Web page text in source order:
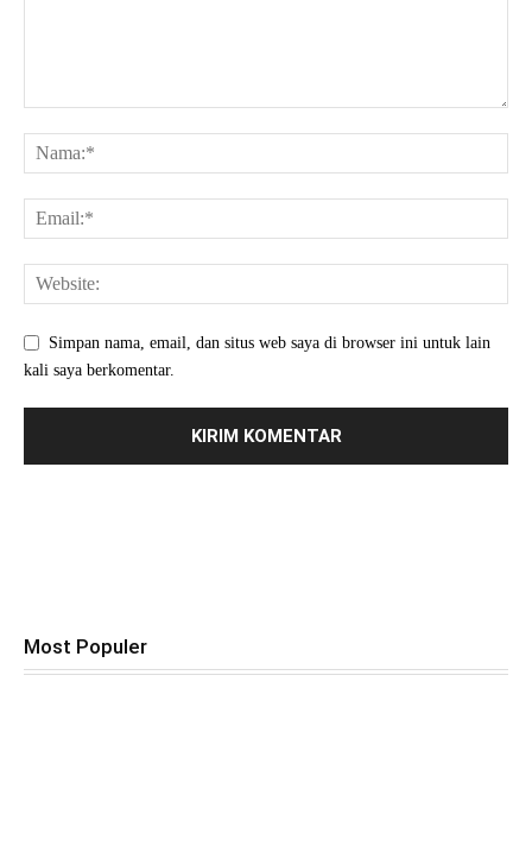
Simpan nama, email, dan situs web saya di browser ini untuk lain
kali saya berkomentar.
Most Populer